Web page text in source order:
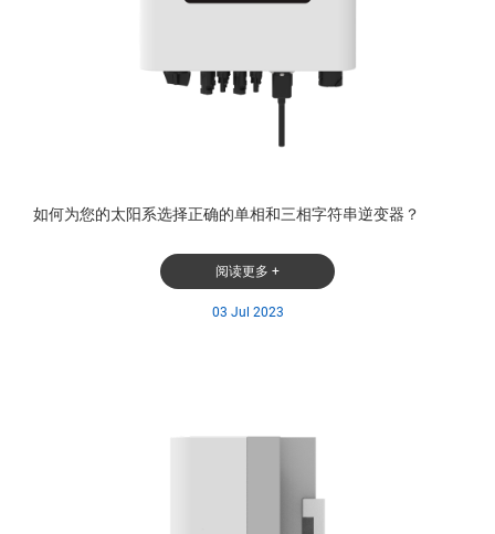
如何为您的太阳系选择正确的单相和三相字符串逆变器？
阅读更多 +
03 Jul 2023